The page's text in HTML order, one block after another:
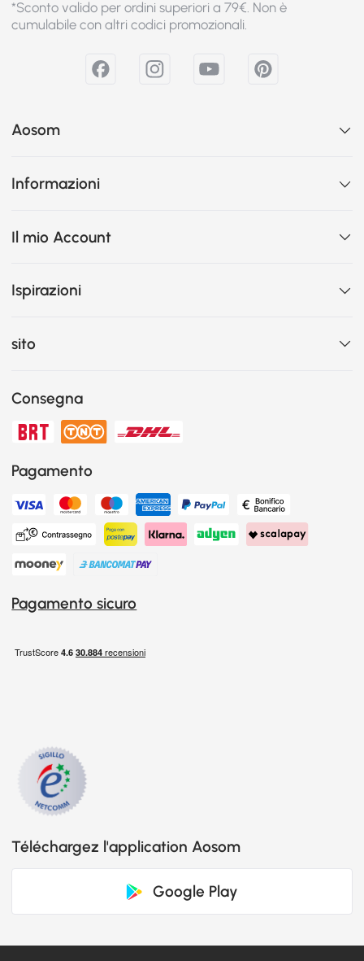
*Sconto valido per ordini superiori a 79€. Non è
cumulabile con altri codici promozionali.
Aosom
Informazioni
Il mio Account
Ispirazioni
sito
Consegna
Pagamento
Pagamento sicuro
Téléchargez l'application Aosom
Google Play